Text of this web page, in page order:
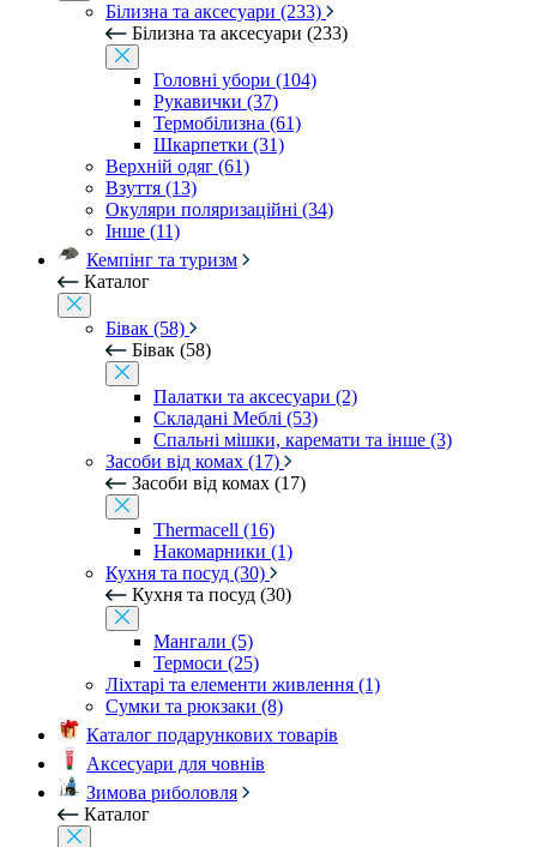
Білизна та аксесуари (233)
Білизна та аксесуари (233)
Головні убори (104)
Рукавички (37)
Термобілизна (61)
Шкарпетки (31)
Верхній одяг (61)
Взуття (13)
Окуляри поляризаційні (34)
Інше (11)
Кемпінг та туризм
Каталог
Бівак (58)
Бівак (58)
Палатки та аксесуари (2)
Складані Меблі (53)
Спальні мішки, каремати та інше (3)
Засоби від комах (17)
Засоби від комах (17)
Thermacell (16)
Накомарники (1)
Кухня та посуд (30)
Кухня та посуд (30)
Мангали (5)
Термоси (25)
Ліхтарі та елементи живлення (1)
Сумки та рюкзаки (8)
Каталог подарункових товарів
Аксесуари для човнів
Зимова риболовля
Каталог